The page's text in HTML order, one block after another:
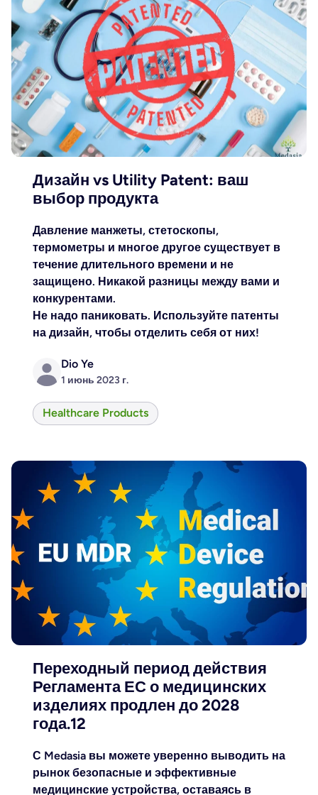
Дизайн vs Utility Patent: ваш
выбор продукта
Давление манжеты, стетоскопы,
термометры и многое другое существует в
течение длительного времени и не
защищено. Никакой разницы между вами и
конкурентами.
Не надо паниковать. Используйте патенты
на дизайн, чтобы отделить себя от них!
Dio Ye
1 июнь 2023 г.
Healthcare Products
Переходный период действия
Регламента ЕС о медицинских
изделиях продлен до 2028
года.12
С Medasia вы можете уверенно выводить на
рынок безопасные и эффективные
медицинские устройства, оставаясь в